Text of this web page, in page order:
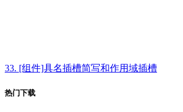
33. [组件]具名插槽简写和作用域插槽
热门下载